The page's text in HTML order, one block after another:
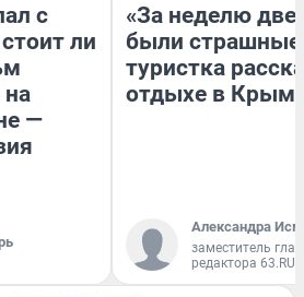
с
ли
на
—
«За неделю две
были
туристка
отдыхе в
Александра
заместитель
редактора 63.RU